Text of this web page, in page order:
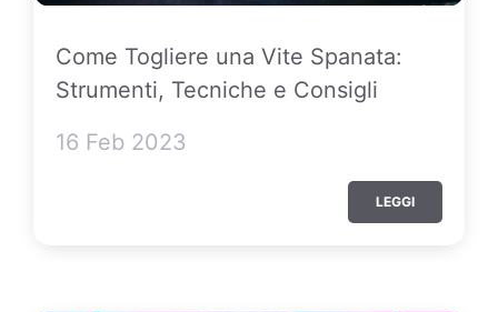
Come Togliere una Vite Spanata:
Strumenti, Tecniche e Consigli
16 Feb 2023
LEGGI